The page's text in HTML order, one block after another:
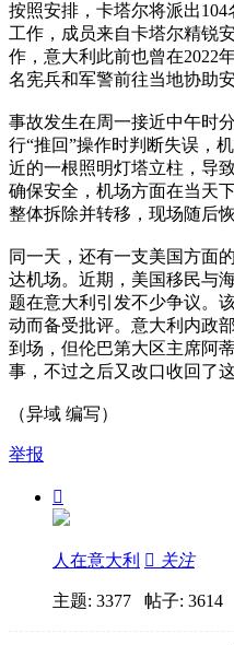
按照安排，卡塔尔将派出
工作，成员来自卡塔尔精锐
作，意大利此前也曾在2022
名宪兵和军警前往当地协助安
事故发生在周一接近中午时
行“推回”操作时判断失误，
近的一根照明灯塔立柱，导
确保安全，机场方面在当天
整体拆除并转移，现场随后恢
同一天，还有一支美国方面
达机场。近期，美国移民与
题在意大利引发不少争议。
动而备受批评。意大利内政
到场，但伦巴第大区主席阿
事，不过之后又改口收回了这
（异域 编写）
举报

人在意大利  关注
主题: 3377 帖子: 3614